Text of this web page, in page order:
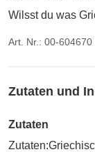
Wilsst du was
Art. Nr.: 00-604670
Zutaten und
Zutaten